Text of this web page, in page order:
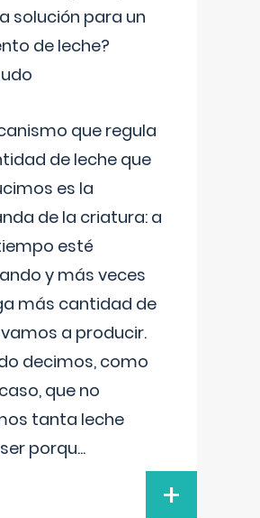
solución para un
de leche?
que regula
de leche que
es la
de la criatura: a
esté
y más veces
más cantidad de
a producir.
decimos, como
que no
tanta leche
porqu...
+